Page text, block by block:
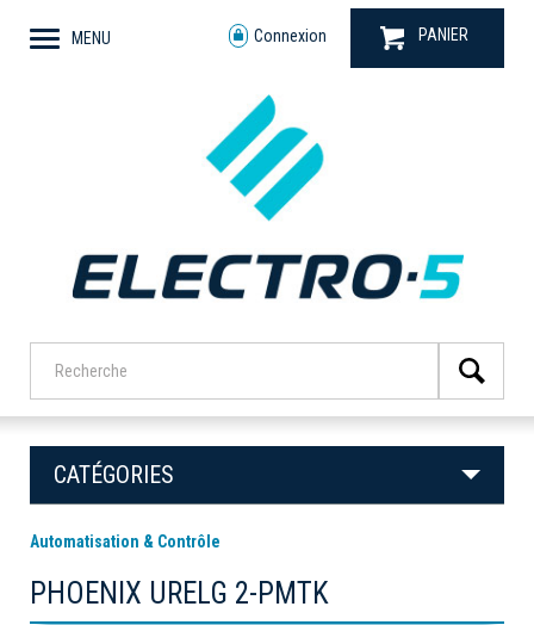
MENU Connexion PANIER
CATÉGORIES
Automatisation & Contrôle
PHOENIX URELG 2-PMTK